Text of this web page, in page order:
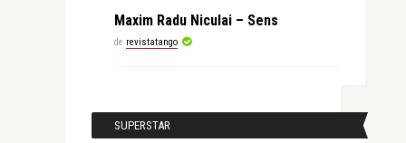
Maxim Radu Niculai – Sens
de revistatango
SUPERSTAR